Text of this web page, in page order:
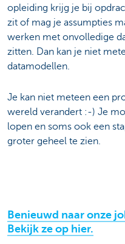
opleiding krijg je bij
zit of mag je assumpties
werken met onvolledige
zitten. Dan kan je niet
datamodellen.
Je kan niet meteen een
wereld verandert :-) Je
lopen en soms ook een
groter geheel te zien.
Benieuwd naar onze
Bekijk ze op hier.